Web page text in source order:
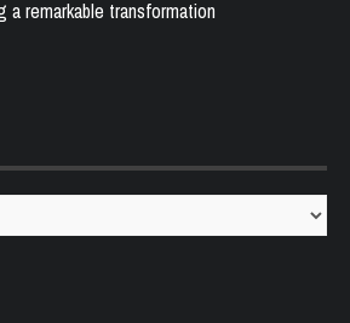
a remarkable transformation